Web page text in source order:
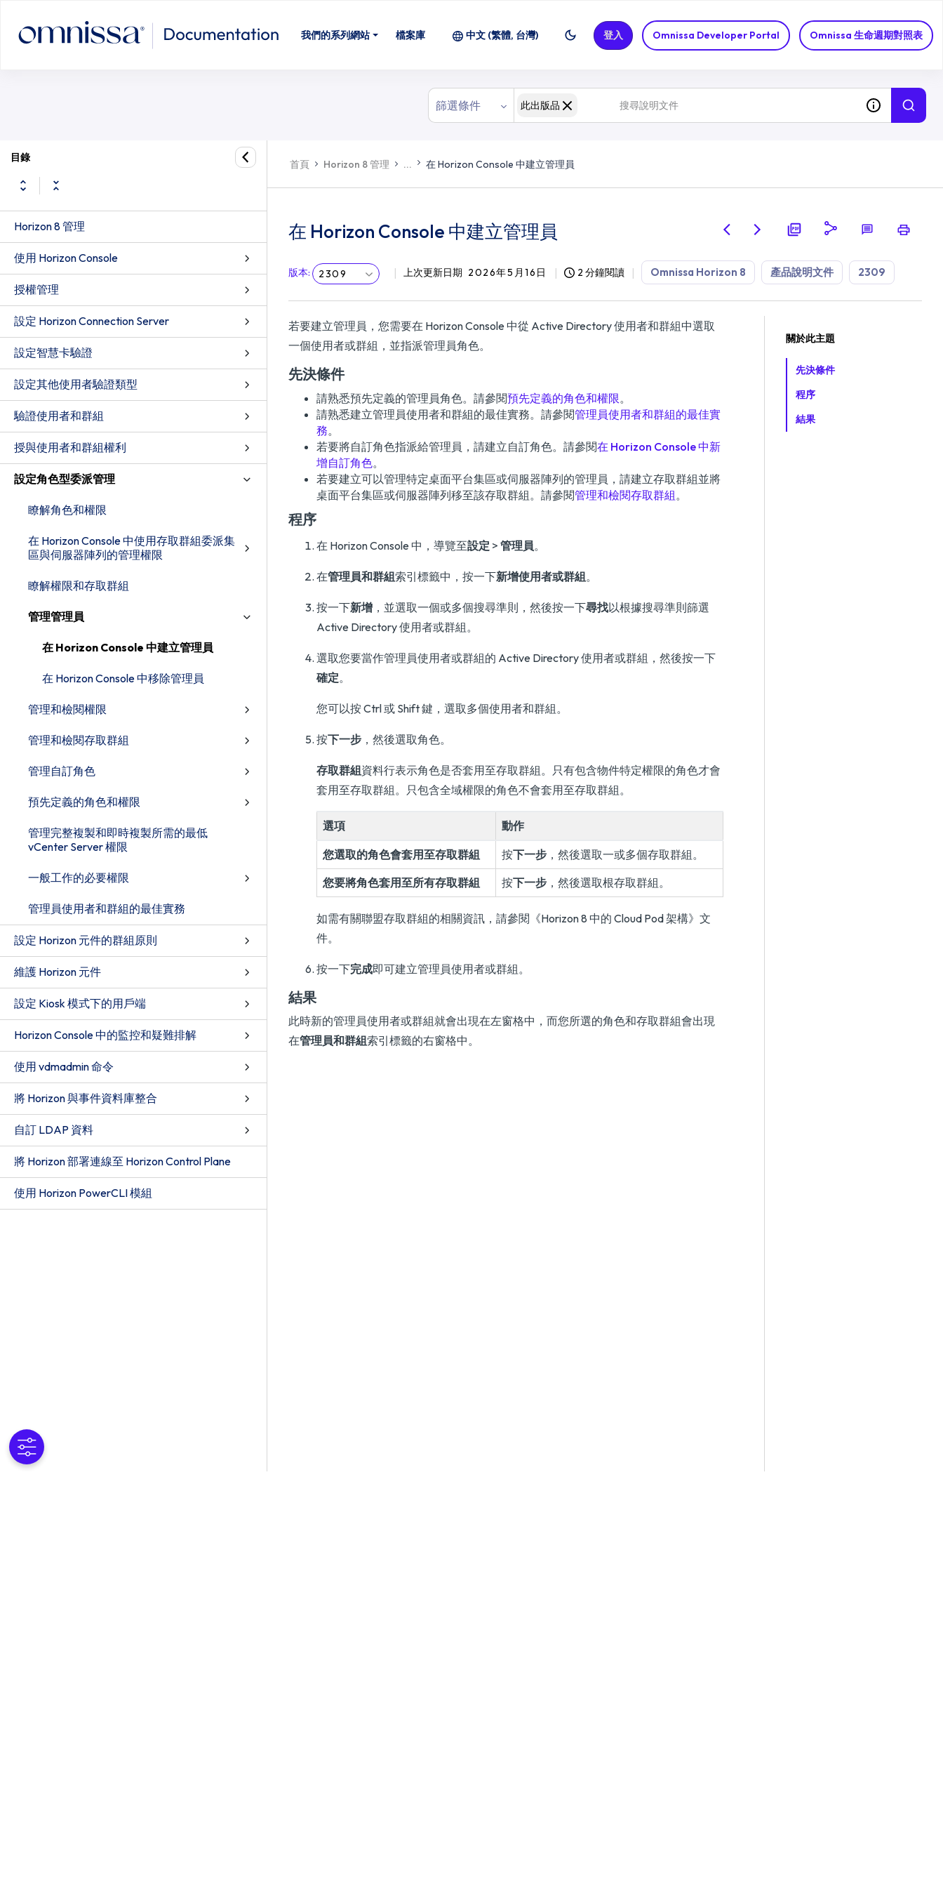
我們的系列網站 檔案庫 Omnissa Developer Portal Omnissa 生命週期對照表
中文 (繁體, 台灣) 登入
篩選條件 此出版品
目錄
Horizon 8 管理
使用 Horizon Console
授權管理
設定 Horizon Connection Server
設定智慧卡驗證
設定其他使用者驗證類型
驗證使用者和群組
授與使用者和群組權利
設定角色型委派管理
瞭解角色和權限
在 Horizon Console 中使用存取群組委派集
區與伺服器陣列的管理權限
瞭解權限和存取群組
管理管理員
在 Horizon Console 中建立管理員
在 Horizon Console 中移除管理員
管理和檢閱權限
管理和檢閱存取群組
管理自訂角色
預先定義的角色和權限
管理完整複製和即時複製所需的最低
vCenter Server 權限
一般工作的必要權限
管理員使用者和群組的最佳實務
設定 Horizon 元件的群組原則
維護 Horizon 元件
設定 Kiosk 模式下的用戶端
Horizon Console 中的監控和疑難排解
使用 vdmadmin 命令
將 Horizon 與事件資料庫整合
自訂 LDAP 資料
將 Horizon 部署連線至 Horizon Control Plane
使用 Horizon PowerCLI 模組
首頁 Horizon 8 管理 ... 在 Horizon Console 中建立管理員
在 Horizon Console 中建立管理員
版本: 2309 上次更新日期 2026年5月16日 2 分鐘閱讀 Omnissa Horizon 8 產品說明文件 2309
若要建立管理員，您需要在 Horizon Console 中從 Active Directory 使用者和群組中選取
一個使用者或群組，並指派管理員角色。
先決條件
請熟悉預先定義的管理員角色。請參閱預先定義的角色和權限。
請熟悉建立管理員使用者和群組的最佳實務。請參閱管理員使用者和群組的最佳實
務。
若要將自訂角色指派給管理員，請建立自訂角色。請參閱在 Horizon Console 中新
增自訂角色。
若要建立可以管理特定桌面平台集區或伺服器陣列的管理員，請建立存取群組並將
桌面平台集區或伺服器陣列移至該存取群組。請參閱管理和檢閱存取群組。
程序
在 Horizon Console 中，導覽至設定 > 管理員。
在管理員和群組索引標籤中，按一下新增使用者或群組。
按一下新增 ，並選取一個或多個搜尋準則，然後按一下尋找以根據搜尋準則篩選
Active Directory 使用者或群組。
選取您要當作管理員使用者或群組的 Active Directory 使用者或群組，然後按一下
確定。
您可以按 Ctrl 或 Shift 鍵，選取多個使用者和群組。
按下一步 ，然後選取角色。
存取群組資料行表示角色是否套用至存取群組。只有包含物件特定權限的角色才會
套用至存取群組。只包含全域權限的角色不會套用至存取群組。
選項 動作
您選取的角色會套用至存取群組 按下一步 ，然後選取一或多個存取群組。
您要將角色套用至所有存取群組
按下一步 ，然後選取根存取群組。
如需有關聯盟存取群組的相關資訊，請參閱 《Horizon 8 中的 Cloud Pod 架構》 文
件。
按一下完成即可建立管理員使用者或群組。
結果
此時新的管理員使用者或群組就會出現在左窗格中，而您所選的角色和存取群組會出現
在管理員和群組索引標籤的右窗格中。
關於此主題
先決條件
程序
結果